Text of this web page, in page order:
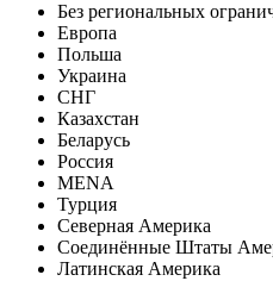
Без региональных
Европа
Польша
Украина
СНГ
Казахстан
Беларусь
Россия
MENA
Турция
Северная Америка
Соединённые Штаты
Латинская Америка